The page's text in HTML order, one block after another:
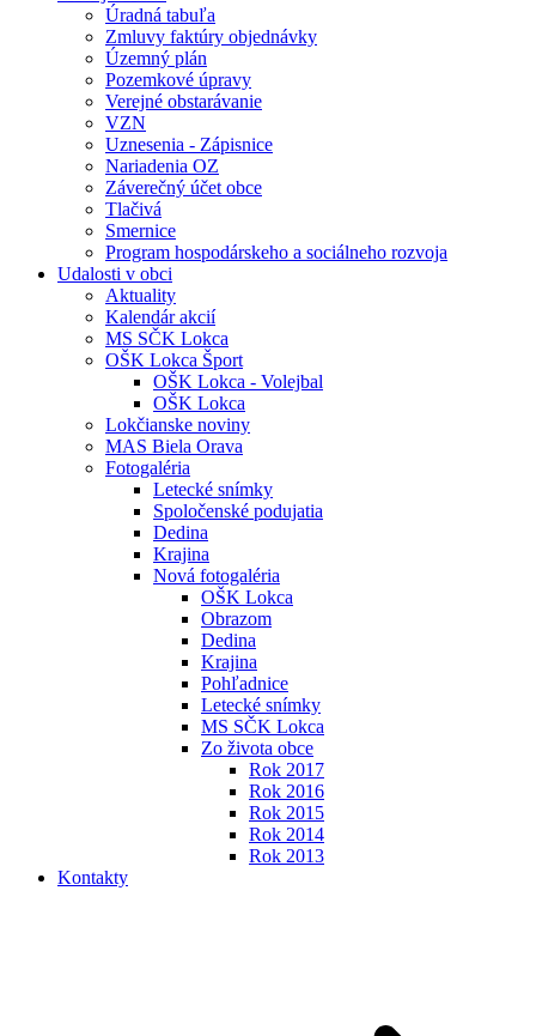
Úradná tabuľa
Zmluvy faktúry objednávky
Územný plán
Pozemkové úpravy
Verejné obstarávanie
VZN
Uznesenia - Zápisnice
Nariadenia OZ
Záverečný účet obce
Tlačivá
Smernice
Program hospodárskeho a sociálneho rozvoja
Udalosti v obci
Aktuality
Kalendár akcií
MS SČK Lokca
OŠK Lokca Šport
OŠK Lokca - Volejbal
OŠK Lokca
Lokčianske noviny
MAS Biela Orava
Fotogaléria
Letecké snímky
Spoločenské podujatia
Dedina
Krajina
Nová fotogaléria
OŠK Lokca
Obrazom
Dedina
Krajina
Pohľadnice
Letecké snímky
MS SČK Lokca
Zo života obce
Rok 2017
Rok 2016
Rok 2015
Rok 2014
Rok 2013
Kontakty